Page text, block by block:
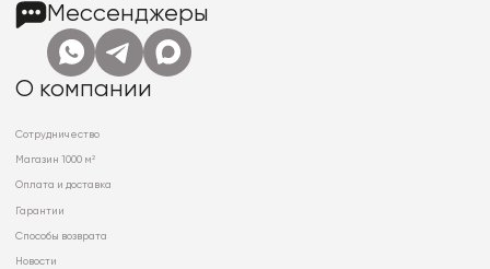
Мессенджеры
О компании
Сотрудничество
Магазин 1000 м²
Оплата и доставка
Гарантии
Способы возврата
Новости